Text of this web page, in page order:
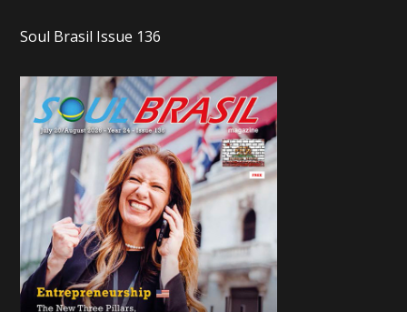
Soul Brasil Issue 136